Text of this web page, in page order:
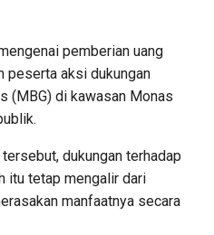
pemberian uang
peserta aksi dukungan
(MBG) di kawasan Monas
dukungan terhadap
itu tetap mengalir dari
manfaatnya secara